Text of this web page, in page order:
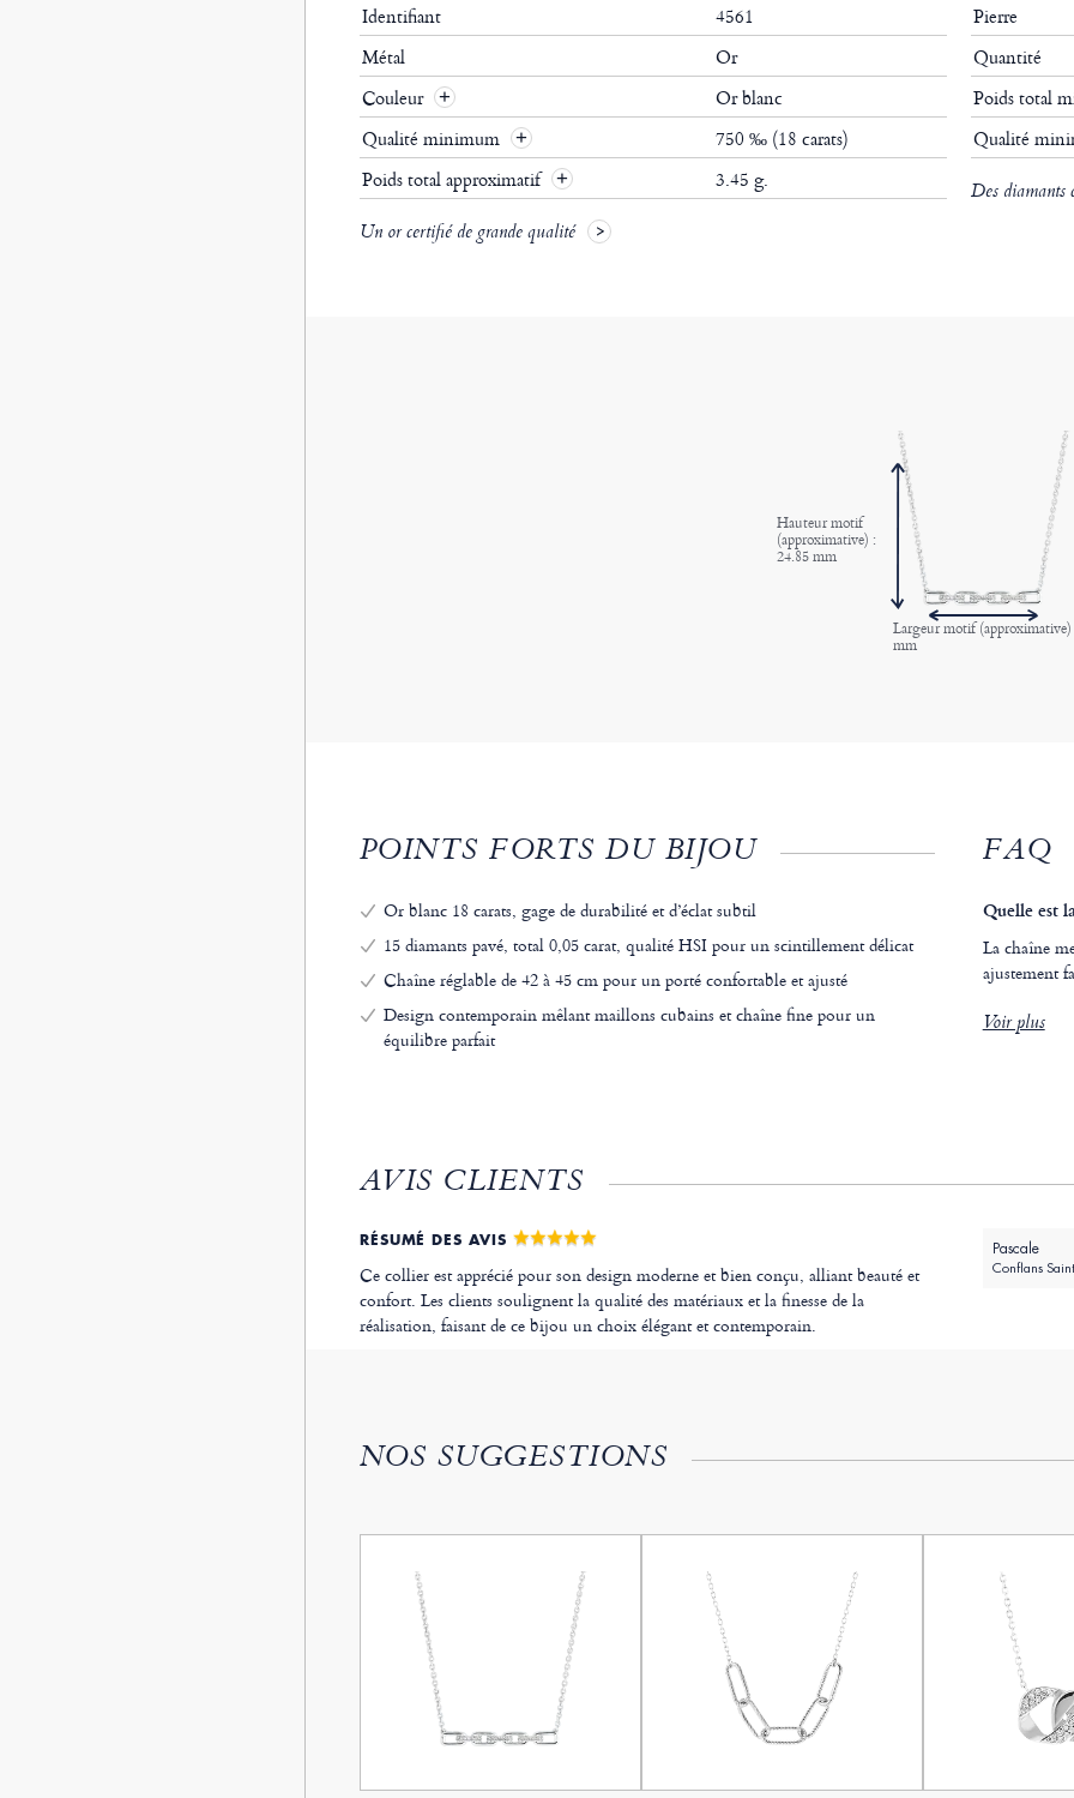
Identifiant
4561
Métal
Or
Couleur
Or blanc
Qualité minimum
750 ‰ (18 carats)
Poids total approximatif
3.45 g.
Un or certifié de grande qualité
Pierre
Quantité
Poids total
Qualité
Des diamants
Hauteur motif
(approximative) :
24.85 mm
Largeur motif
mm
POINTS FORTS DU BIJOU
Or blanc 18 carats, gage de durabilité et d’éclat subtil
15 diamants pavé, total 0,05 carat, qualité HSI pour un scintillement délicat
Chaîne réglable de 42 à 45 cm pour un porté confortable et ajusté
Design contemporain mêlant maillons cubains et chaîne fine pour un
équilibre parfait
FAQ
Quelle est
La chaîne
ajustement
Voir plus
AVIS CLIENTS
RÉSUMÉ DES AVIS
Ce collier est apprécié pour son design moderne et bien conçu, alliant beauté et
confort. Les clients soulignent la qualité des matériaux et la finesse de la
réalisation, faisant de ce bijou un choix élégant et contemporain.
Pascale
Conflans
NOS SUGGESTIONS